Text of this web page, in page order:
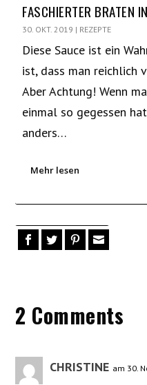
FASCHIERTER BRATEN
30. OKT. 2019 | REZEPTE
Diese Sauce ist ein
ist, dass man reichlich
Aber Achtung! Wenn
einmal so gegessen
anders…
Mehr lesen
2 Comments
CHRISTINE am 30.